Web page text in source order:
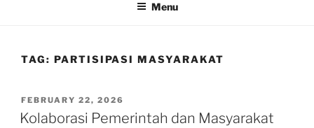
Menu
TAG: PARTISIPASI MASYARAKAT
POSTED
ON
FEBRUARY 22, 2026
Kolaborasi Pemerintah dan Masyarakat